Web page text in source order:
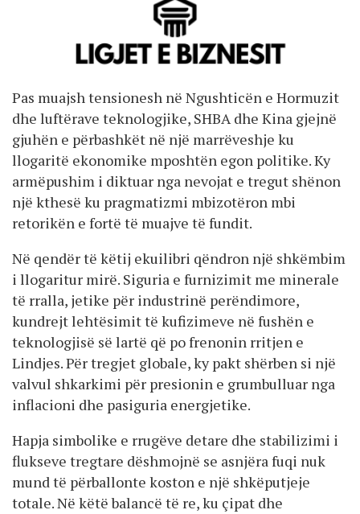
Pas muajsh tensionesh në Ngushticën e Hormuzit
dhe luftërave teknologjike, SHBA dhe Kina gjejnë
gjuhën e përbashkët në një marrëveshje ku
llogaritë ekonomike mposhtën egon politike. Ky
armëpushim i diktuar nga nevojat e tregut shënon
një kthesë ku pragmatizmi mbizotëron mbi
retorikën e fortë të muajve të fundit.
Në qendër të këtij ekuilibri qëndron një shkëmbim
i llogaritur mirë. Siguria e furnizimit me minerale
të rralla, jetike për industrinë perëndimore,
kundrejt lehtësimit të kufizimeve në fushën e
teknologjisë së lartë që po frenonin rritjen e
Lindjes. Për tregjet globale, ky pakt shërben si një
valvul shkarkimi për presionin e grumbulluar nga
inflacioni dhe pasiguria energjetike.
Hapja simbolike e rrugëve detare dhe stabilizimi i
flukseve tregtare dëshmojnë se asnjëra fuqi nuk
mund të përballonte koston e një shkëputjeje
totale. Në këtë balancë të re, ku çipat dhe